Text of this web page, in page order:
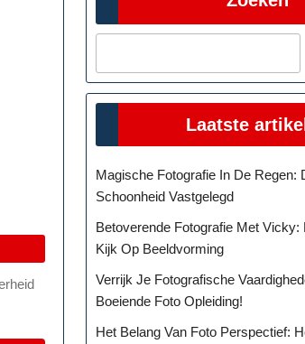
Laatste
Magische Fotografie In De Regen:
Schoonheid Vastgelegd
Betoverende Fotografie Met Vicky:
Kijk Op Beeldvorming
Verrijk Je Fotografische
Boeiende Foto Opleiding!
Het Belang Van Foto Perspectief: